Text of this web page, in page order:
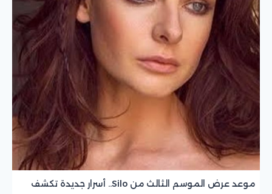
موعد عرض الموسم الثالث من Silo.. أسرار جديدة تكشف